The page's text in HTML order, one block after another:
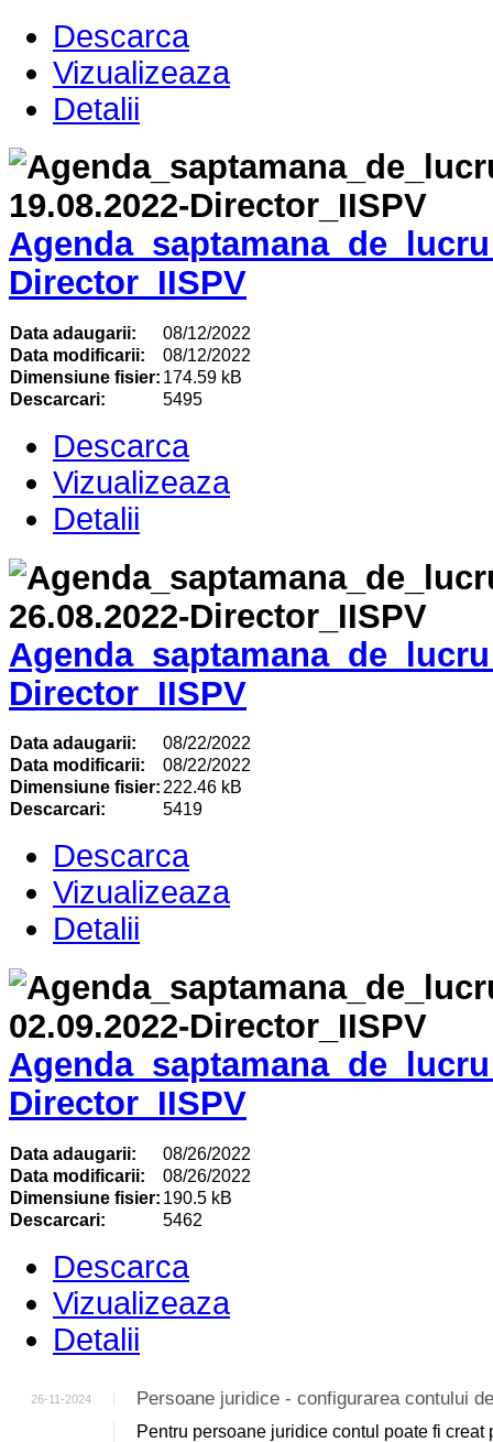
Descarca
Vizualizeaza
Detalii
Director_IISPV
Data adaugarii:
08/12/2022
Data modificarii:
08/12/2022
Dimensiune fisier: 174.59 kB
Descarcari:
5495
Descarca
Vizualizeaza
Detalii
Director_IISPV
Data adaugarii:
08/22/2022
Data modificarii:
08/22/2022
Dimensiune fisier:222.46 kB
Descarcari:
5419
Descarca
Vizualizeaza
Detalii
Director_IISPV
Data adaugarii:
08/26/2022
Data modificarii:
08/26/2022
Dimensiune fisier: 190.5 kB
Descarcari:
5462
Descarca
Vizualizeaza
Detalii
26-11-2024 Persoane juridice - configurarea contului
Pentru persoane juridice contul poate fi